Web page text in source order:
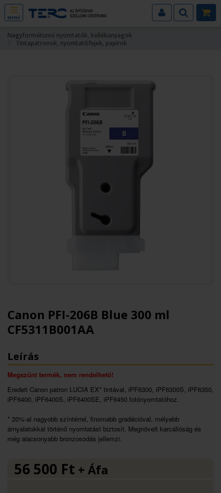
MENÜ
Nagyformátumú nyomtatók, kellékanyagok
Tintapatronok, nyomtatófejek, papírok
Canon PFI-206B Blue 300 ml
CF5311B001AA
Leírás
Megszűnt termék, nem rendelhető!
Eredeti Canon patron LUCIA EX* tintával, iPF6300, iPF6300S, iPF6350,
iPF6400, iPF6400S, iPF6400SE, iPF6450 fotónyomtatóhoz.
* 20%-al nagyobb színtérrel, finomabb gradációval, mélyebb
árnyalatokkal történő nyomtatást biztosít. Megnövelt karcállóság és
még alacsonyabb bronzosodás jellemzi.
56 500 Ft + Áfa